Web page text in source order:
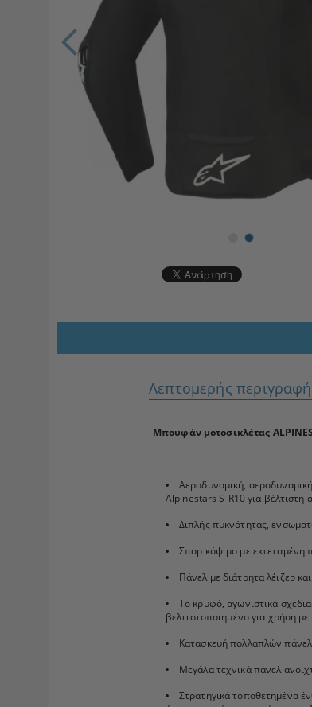
Λεπτομερής περιγραφή
Μπουφάν μοτοσικλέτας
Αεροδυναμική,
Alpinestars S-R10 για βέλτιστη
Διπλής πυκνότητας,
Σπορ κόψιμο με εκτεταμένη
Πάνελ με διάτρητα λέιζερ
Το κρυφό, αγωνιστικά
βελτιστοποιημένο για χρήση
Κατασκευή πολλαπλών
Μεγάλα τεχνικά πάνελ
Στρατηγικά τοποθετημένα